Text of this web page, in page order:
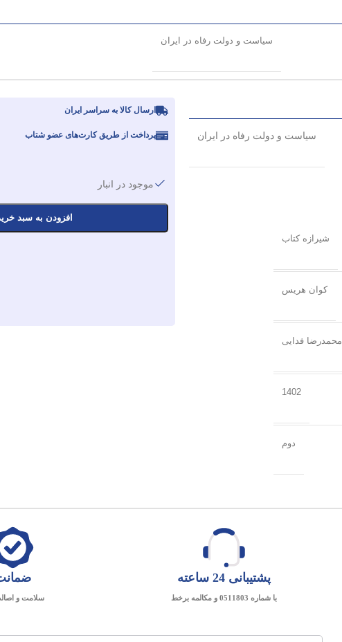
سیاست و دولت رفاه در ایران
سیاست و دولت رفاه در ایران
شیرازه کتاب
کوان هریس
محمدرضا فدایی
1402
دوم
ارسال کالا به سراسر ایران
پرداخت از طریق کارت‌های عضو شتاب
موجود در انبار
افزودن به سبد
پشتیبانی 24 ساعته
با شماره 0511803 و مکالمه برخط سلامت و